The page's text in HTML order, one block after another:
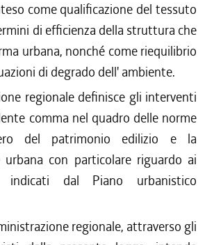
come qualificazione del tessuto
di efficienza della struttura che
urbana, nonché come riequilibrio
di degrado dell' ambiente.
regionale definisce gli interventi
comma nel quadro delle norme
del patrimonio edilizio e la
urbana con particolare riguardo ai
indicati dal Piano urbanistico
regionale, attraverso gli